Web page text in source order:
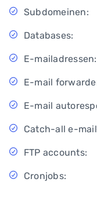
Subdomeinen:
Databases:
E-mailadressen:
E-mail
E-mail
Catch-all e-
FTP accounts:
Cronjobs: